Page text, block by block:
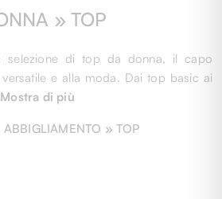
» TOP
selezione di top da donna, il capo
e alla moda. Dai top basic ai
Mostra di più
ABBIGLIAMENTO » TOP